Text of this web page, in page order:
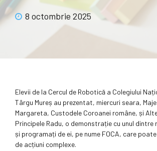
8 octombrie 2025
Elevii de la Cercul de Robotică a Colegiului
Târgu Mureș au prezentat, miercuri seara,
Margareta, Custodele Coroanei române, și
Principele Radu, o demonstrație cu unul dintre
și programați de ei, pe nume FOCA, care
de acțiuni complexe.